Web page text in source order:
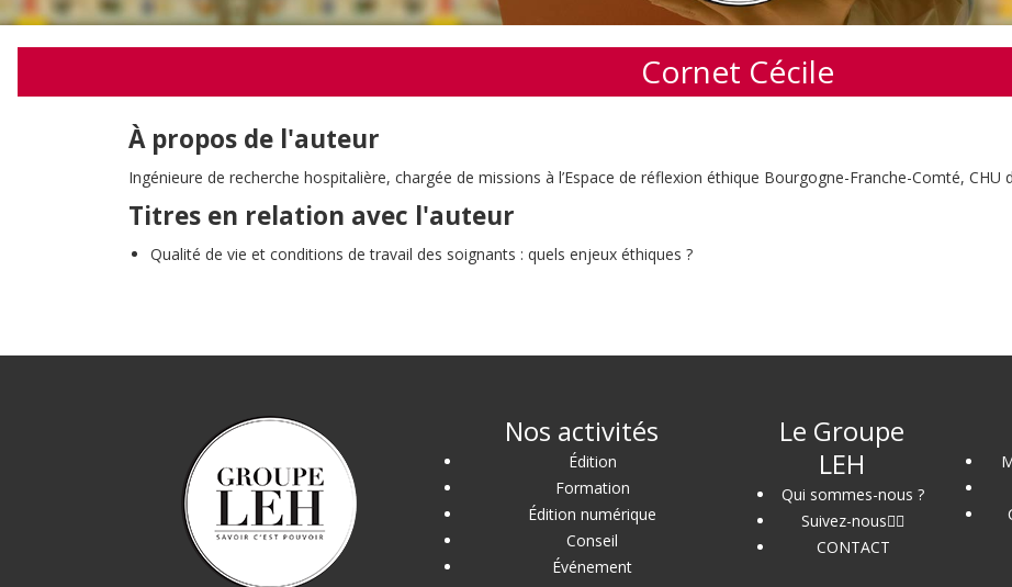
Cornet Cécile
À propos de l'auteur
Ingénieure de recherche hospitalière, chargée de missions à l’Espace de réflexion éthique Bourgogne-Franche-Comté, CHU
Titres en relation avec l'auteur
Qualité de vie et conditions de travail des soignants : quels enjeux éthiques ?
Nos activités
Édition
Formation
Édition numérique
Conseil
Événement
Le Groupe
LEH
Qui sommes-nous ?
Suivez-nous
CONTACT